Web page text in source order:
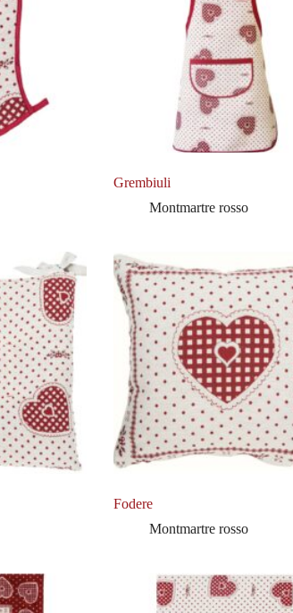
Grembiuli
Montmartre rosso
Fodere
Montmartre rosso